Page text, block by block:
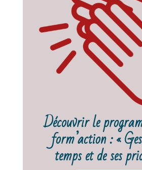
Découvrir le
form’action : «
temps et de ses